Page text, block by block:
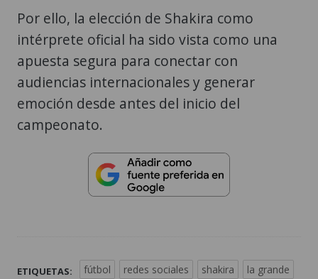
Por ello, la elección de Shakira como
intérprete oficial ha sido vista como una
apuesta segura para conectar con
audiencias internacionales y generar
emoción desde antes del inicio del
campeonato.
ETIQUETAS: fútbol redes sociales shakira
la grande